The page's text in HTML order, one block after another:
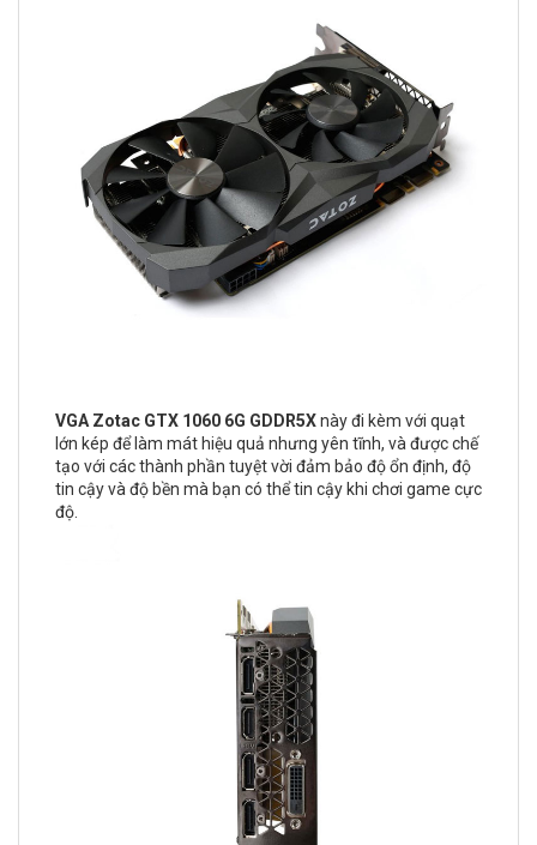
VGA Zotac GTX 1060 6G GDDR5Xnày đi kèm với quạt
lớn kép để làm mát hiệu quả nhưng yên tĩnh, và được chế
tạo với các thành phần tuyệt vời đảm bảo độ ổn định, độ
tin cậy và độ bền mà bạn có thể tin cậy khi chơi game cực
độ.